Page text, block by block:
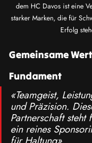
dem HC Davos ist eine
starker Marken, die für
Erfolg
Gemeinsame
Fundament
«Teamgeist,
und Präzision.
Partnerschaft steht
ein reines